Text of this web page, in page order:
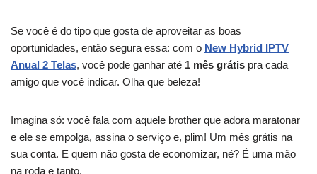
Se você é do tipo que gosta de aproveitar as boas
oportunidades, então segura essa: com o New Hybrid IPTV
Anual 2 Telas, você pode ganhar até 1 mês grátis pra cada
amigo que você indicar. Olha que beleza!
Imagina só: você fala com aquele brother que adora maratonar
e ele se empolga, assina o serviço e, plim! Um mês grátis na
sua conta. E quem não gosta de economizar, né? É uma mão
na roda e tanto.